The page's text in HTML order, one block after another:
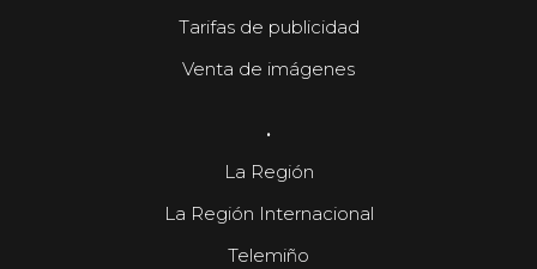
Tarifas de publicidad
Venta de imágenes
.
La Región
La Región Internacional
Telemiño